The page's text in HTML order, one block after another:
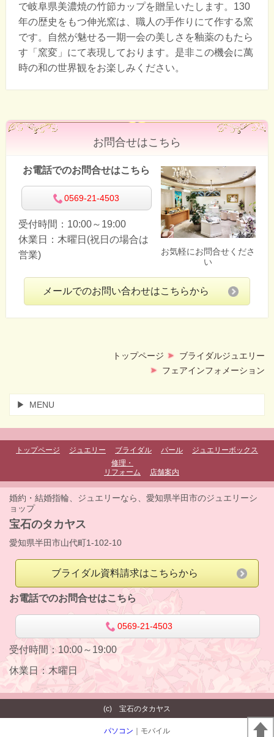
で岐阜県美濃焼の竹節カップを贈呈いたします。130
年の歴史をもつ伸光窯は、職人の手作りにて作する窯
です。自然が魅せる一期一会の美しさを釉薬のもたら
す「窯変」にて表現しております。是非この機会に萬
時の和の世界観をお楽しみください。
お問合せはこちら
お気軽にお問合せくださ
い
お電話でのお問合せはこちら
0569-21-4503
受付時間：10:00～19:00
休業日：木曜日(祝日の場合は
営業)
メールでのお問い合わせはこちらから
トップページ
ブライダルジュエリー
フェアインフォメーション
MENU
トップページ ジュエリー ブライダル パール
ジュエリーボックス
修理・
リフォーム
店舗案内
婚約・結婚指輪、ジュエリーなら、愛知県半田市のジュエリーシ
ョップ
宝石のタカヤス
愛知県半田市山代町1-102-10
ブライダル資料請求はこちらから
お電話でのお問合せはこちら
0569-21-4503
受付時間：10:00～19:00
休業日：木曜日
(c) 宝石のタカヤス
パソコン ｜モバイル